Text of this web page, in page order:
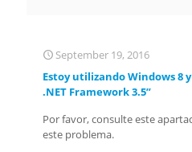
September 19, 2016
Estoy utilizando Windows 8
.NET Framework 3.5”
Por favor, consulte este
este problema.